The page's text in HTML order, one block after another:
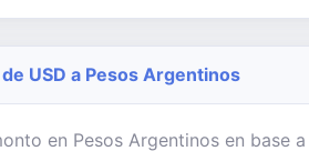
USD a Pesos Argentinos
en Pesos Argentinos en base